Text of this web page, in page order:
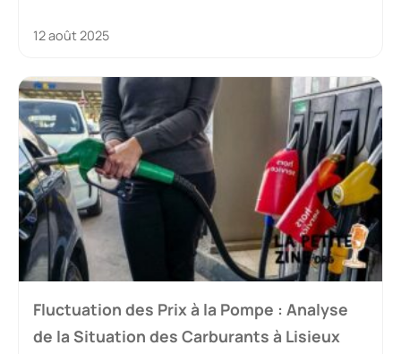
12 août 2025
Fluctuation des Prix à la Pompe : Analyse
de la Situation des Carburants à Lisieux